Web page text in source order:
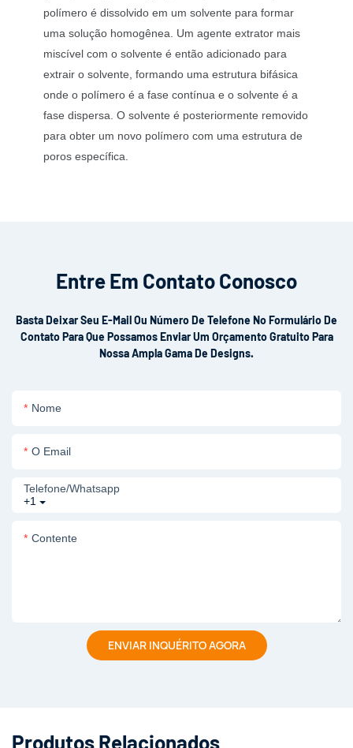
polímero é dissolvido em um solvente para formar
uma solução homogênea. Um agente extrator mais
miscível com o solvente é então adicionado para
extrair o solvente, formando uma estrutura bifásica
onde o polímero é a fase contínua e o solvente é a
fase dispersa. O solvente é posteriormente removido
para obter um novo polímero com uma estrutura de
poros específica.
Entre Em Contato Conosco
Basta Deixar Seu E-Mail Ou Número De Telefone No Formulário De
Contato Para Que Possamos Enviar Um Orçamento Gratuito Para
Nossa Ampla Gama De Designs.
Nome
O Email
+1
Telefone/whatsapp
Contente
ENVIAR INQUÉRITO AGORA
Produtos Relacionados